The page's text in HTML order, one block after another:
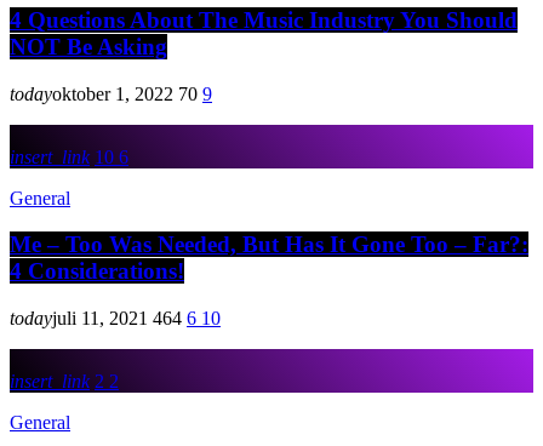
4 Questions About The Music Industry You Should
NOT Be Asking
todayoktober 1, 2022 70 9
insert_link 10 6
General
Me – Too Was Needed, But Has It Gone Too – Far?:
4 Considerations!
todayjuli 11, 2021 464 6 10
insert_link 2 2
General